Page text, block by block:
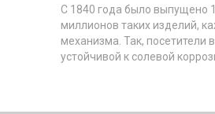
С 1840 года было выпущено
миллионов таких изделий,
механизма. Так, посетители
устойчивой к солевой